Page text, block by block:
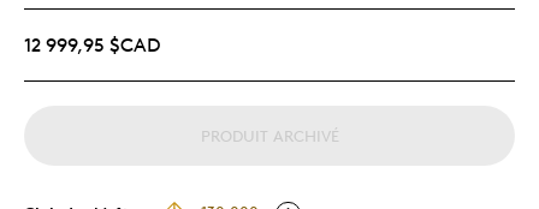
12 999,95 $CAD
PRODUIT ARCHIVÉ